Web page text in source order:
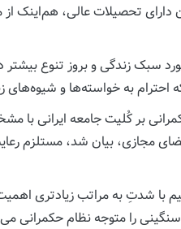
(بیش از 40 برابر رقم سال 1355) و تعداد
مورد سبک زندگی و بروز تنوع
به خواسته‌ها و
بر کُلیت جامعه ایرانی
مجازی، بیان شد، مستلزم
با شدتِ به مراتب زیادتری
را متوجه نظام حکمرانی